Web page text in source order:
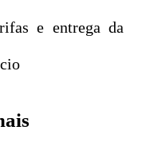
e entrega da